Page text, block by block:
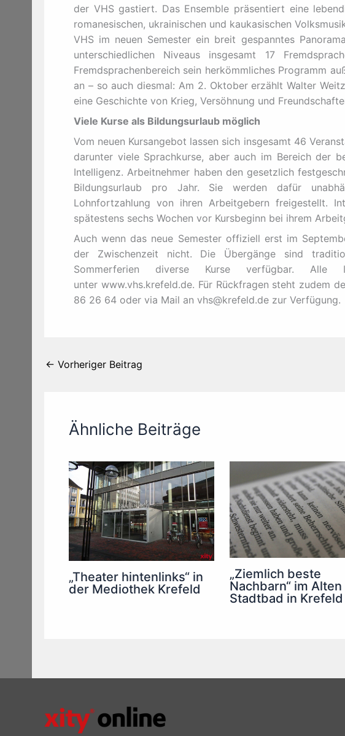
der VHS gastiert. Das Ensemble präsentiert eine
romanesischen, ukrainischen und kaukasischen
VHS im neuen Semester ein breit gespanntes
unterschiedlichen Niveaus insgesamt 17
Fremdsprachenbereich sein herkömmliches Programm
an – so auch diesmal: Am 2. Oktober erzählt Walter
eine Geschichte von Krieg, Versöhnung und
Viele Kurse als Bildungsurlaub möglich
Vom neuen Kursangebot lassen sich insgesamt 46
darunter viele Sprachkurse, aber auch im Bereich der
Intelligenz. Arbeitnehmer haben den gesetzlich
Bildungsurlaub pro Jahr. Sie werden dafür
Lohnfortzahlung von ihren Arbeitgebern freigestellt.
spätestens sechs Wochen vor Kursbeginn bei ihrem
Auch wenn das neue Semester offiziell erst im
der Zwischenzeit nicht. Die Übergänge sind
Sommerferien diverse Kurse verfügbar. Alle
unter www.vhs.krefeld.de. Für Rückfragen steht zudem
86 26 64 oder via Mail an vhs@krefeld.de zur Verfügung.
← Vorheriger Beitrag
Ähnliche Beiträge
„Theater hintenlinks“ in
der Mediothek Krefeld
„Ziemlich beste
Nachbarn“ im Alten
Stadtbad in Krefeld